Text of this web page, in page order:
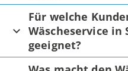
Für welche
Wäscheservice in
geeignet?